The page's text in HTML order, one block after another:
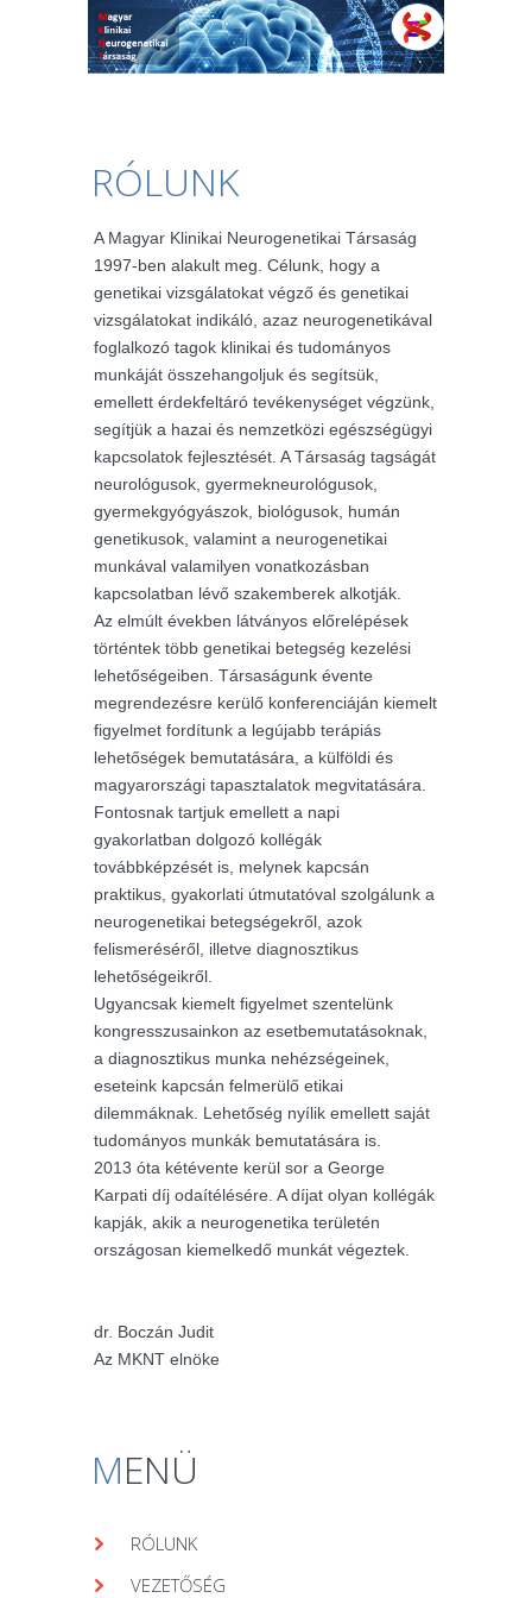
RÓLUNK
A Magyar Klinikai Neurogenetikai Társaság
1997-ben alakult meg. Célunk, hogy a
genetikai vizsgálatokat végző és genetikai
vizsgálatokat indikáló, azaz neurogenetikával
foglalkozó tagok klinikai és tudományos
munkáját összehangoljuk és segítsük,
emellett érdekfeltáró tevékenységet végzünk,
segítjük a hazai és nemzetközi egészségügyi
kapcsolatok fejlesztését. A Társaság tagságát
neurológusok, gyermekneurológusok,
gyermekgyógyászok, biológusok, humán
genetikusok, valamint a neurogenetikai
munkával valamilyen vonatkozásban
kapcsolatban lévő szakemberek alkotják.
Az elmúlt években látványos előrelépések
történtek több genetikai betegség kezelési
lehetőségeiben. Társaságunk évente
megrendezésre kerülő konferenciáján kiemelt
figyelmet fordítunk a legújabb terápiás
lehetőségek bemutatására, a külföldi és
magyarországi tapasztalatok megvitatására.
Fontosnak tartjuk emellett a napi
gyakorlatban dolgozó kollégák
továbbképzését is, melynek kapcsán
praktikus, gyakorlati útmutatóval szolgálunk a
neurogenetikai betegségekről, azok
felismeréséről, illetve diagnosztikus
lehetőségeikről.
Ugyancsak kiemelt figyelmet szentelünk
kongresszusainkon az esetbemutatásoknak,
a diagnosztikus munka nehézségeinek,
eseteink kapcsán felmerülő etikai
dilemmáknak. Lehetőség nyílik emellett saját
tudományos munkák bemutatására is.
2013 óta kétévente kerül sor a George
Karpati díj odaítélésére. A díjat olyan kollégák
kapják, akik a neurogenetika területén
országosan kiemelkedő munkát végeztek.
dr. Boczán Judit
Az MKNT elnöke
MENÜ
RÓLUNK
VEZETŐSÉG